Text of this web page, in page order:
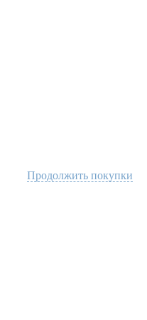
Продолжить покупки